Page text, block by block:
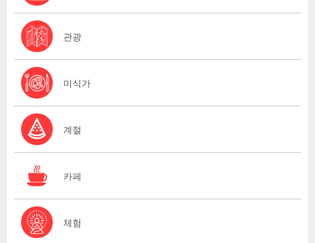
관광
미식가
계절
카페
체험